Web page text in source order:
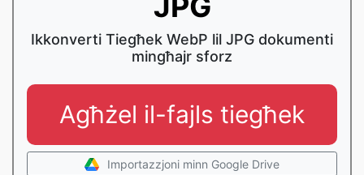
Ikkonverti Tiegħek WebP lil JPG dokumenti
mingħajr sforz
Agħżel il-fajls tiegħek
Importazzjoni minn Google Drive